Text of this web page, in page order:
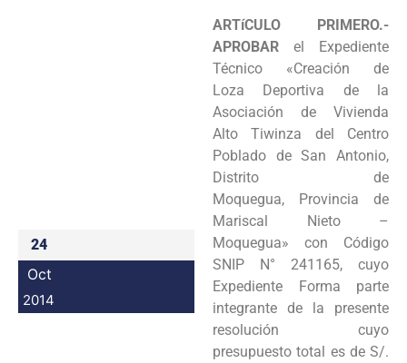
Programas
Intranet
24
Oct
2014
ARTíCULO PRIMERO.-
APROBAR el Expediente
Técnico «Creación de
Loza Deportiva de la
Asociación de Vivienda
Alto Tiwinza del Centro
Poblado de San Antonio,
Distrito de
Moquegua, Provincia de
Mariscal Nieto –
Moquegua» con Código
SNIP N° 241165, cuyo
Expediente Forma parte
integrante de la presente
resolución cuyo
presupuesto total es de S/.